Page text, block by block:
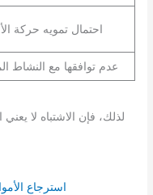
احتمال تمويه حركة
عدم توافقها مع النشاط
لذلك، فإن الاشتباه لا
استرجاع